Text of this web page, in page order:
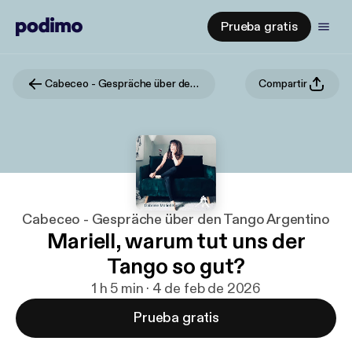
Prueba gratis
Cabeceo - Gespräche über den Tango Argentino Compartir
Cabeceo - Gespräche über den Tango Argentino
Mariell, warum tut uns der
Tango so gut?
1 h 5 min · 4 de feb de 2026
Prueba gratis